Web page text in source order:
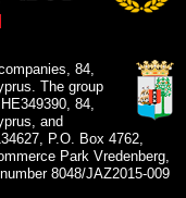
84,
The group
84,
and
P.O. Box 4762,
Park Vredenberg,
8048/JAZ2015-009